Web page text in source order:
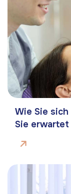
Wie Sie
Sie erwartet